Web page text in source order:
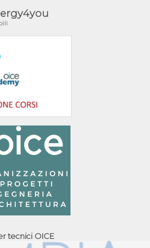
tecnici OICE